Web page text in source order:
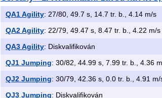
QA1 Agility: 27/80, 49.7 s, 14.7 tr. b., 4.14 m/s
QA2 Agility: 22/79, 49.47 s, 8.47 tr. b., 4.22 m/s
QA3 Agility: Diskvalifikován
QJ1 Jumping: 30/82, 44.99 s, 7.99 tr. b., 4.36
QJ2 Jumping: 30/79, 42.36 s, 0.0 tr. b., 4.91 m/
QJ3 Jumping: Diskvalifikován